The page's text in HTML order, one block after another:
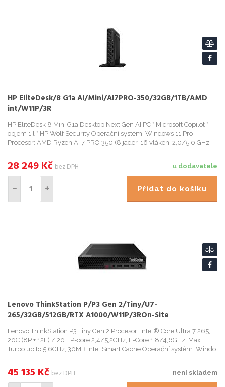
HP EliteDesk/8 G1a AI/Mini/AI7PRO-350/32GB/1TB/AMD
int/W11P/3R
HP EliteDesk 8 Mini G1a Desktop Next Gen AI PC * Microsoft Copilot *
objem 1 l * HP Wolf Security Operační systém: Windows 11 Pro
Procesor: AMD Ryzen AI 7 PRO 350 (8 jader, 16 vláken, 2,0/5,0 GHz,
u dodavatele
28 249Kč bez DPH
Přidat do košíku
Lenovo ThinkStation P/P3 Gen 2/Tiny/U7-
265/32GB/512GB/RTX A1000/W11P/3ROn-Site
Lenovo ThinkStation P3 Tiny Gen 2 Procesor: Intel® Core Ultra 7 265,
20C (8P + 12E) / 20T, P-core 2,4/5,2GHz, E-Core 1,8/4,6GHz, Max
Turbo up to 5.6GHz, 30MB Intel Smart Cache Operační systém: Windo
není skladem
45 135 Kč bez DPH